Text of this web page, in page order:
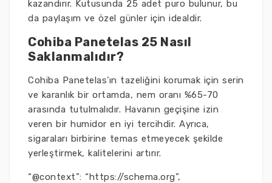
kazandırır. Kutusunda 25 adet puro bulunur, bu
da paylaşım ve özel günler için idealdir.
Cohiba Panetelas 25 Nasıl
Saklanmalıdır?
Cohiba Panetelas’ın tazeliğini korumak için serin
ve karanlık bir ortamda, nem oranı %65-70
arasında tutulmalıdır. Havanın geçişine izin
veren bir humidor en iyi tercihdir. Ayrıca,
sigaraları birbirine temas etmeyecek şekilde
yerleştirmek, kalitelerini artırır.
“@context”: “https://schema.org”,